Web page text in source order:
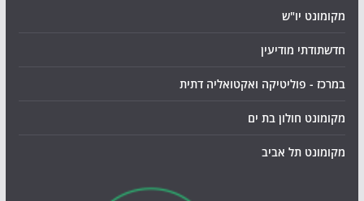
מקומונט יו"ש
חדשתודתי מודיעין
במרכז - פוליטיקה ואקטואליה דתית
מקומונט חולון בת ים
מקומונט תל אביב